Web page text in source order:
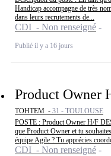
Handicap accompagne de très
dans leurs recrutements de...
CDI - Non renseigné
Publié il y a 16 jours
Product Owner
TOHTEM - 31 - TOULOUSE
POSTE : Product Owner H/F
que Product Owner et tu
équipe Agile ? Tu apprécies
CDI - Non renseigné